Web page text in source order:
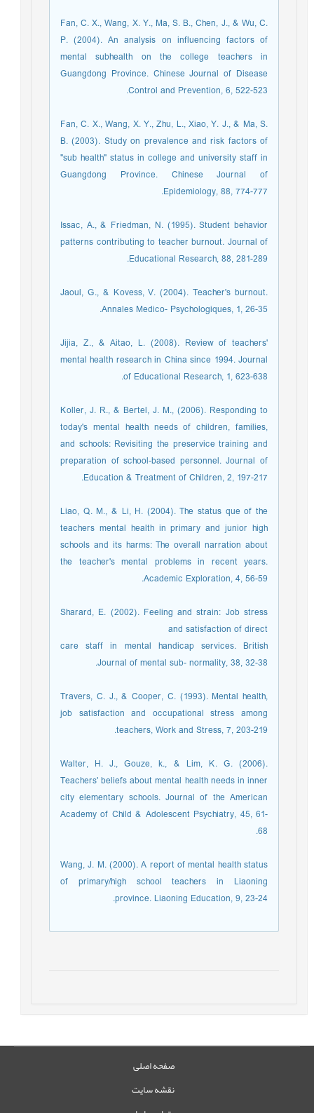
Fan, C. X., Wang, X. Y., Ma, S. B., Chen, J., & Wu, C.
P. (2004). An analysis on influencing factors of
mental subhealth on the college teachers in
Guangdong Province. Chinese Journal of Disease
Control and Prevention, 6, 522-523.
Fan, C. X., Wang, X. Y., Zhu, L., Xiao, Y. J., & Ma, S.
B. (2003). Study on prevalence and risk factors of
"sub health" status in college and university staff in
Guangdong Province. Chinese Journal of
Epidemiology, 88, 774-777.
Issac, A., & Friedman, N. (1995). Student behavior
patterns contributing to teacher burnout. Journal of
Educational Research, 88, 281-289.
Jaoul, G., & Kovess, V. (2004). Teacher's burnout.
Annales Medico- Psychologiques, 1, 26-35.
Jijia, Z., & Aitao, L. (2008). Review of teachers'
mental health research in China since 1994. Journal
of Educational Research, 1, 623-638.
Koller, J. R., & Bertel, J. M., (2006). Responding to
today's mental health needs of children, families,
and schools: Revisiting the preservice training and
preparation of school-based personnel. Journal of
Education & Treatment of Children, 2, 197-217.
Liao, Q. M., & Li, H. (2004). The status que of the
teachers mental health in primary and junior high
schools and its harms: The overall narration about
the teacher's mental problems in recent years.
Academic Exploration, 4, 56-59.
Sharard, E. (2002). Feeling and strain: Job stress
and satisfaction of direct
care staff in mental handicap services. British
Journal of mental sub- normality, 38, 32-38.
Travers, C. J., & Cooper, C. (1993). Mental health,
job satisfaction and occupational stress among
teachers, Work and Stress, 7, 203-219.
Walter, H. J., Gouze, k., & Lim, K. G. (2006).
Teachers' beliefs about mental health needs in inner
city elementary schools. Journal of the American
Academy of Child & Adolescent Psychiatry, 45, 61-
68.
Wang, J. M. (2000). A report of mental health status
of primary/high school teachers in Liaoning
province. Liaoning Education, 9, 23-24.
صفحه اصلی
نقشه سایت